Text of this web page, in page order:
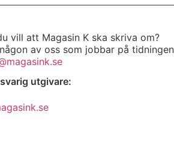
vill att Magasin K ska skriva om?
av oss som jobbar på tidningen
utgivare: